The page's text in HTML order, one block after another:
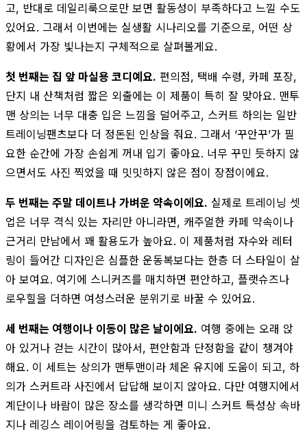
고, 반대로 데일리룩으로만 보면 활동성이 부족하다고 느낄 수도
있어요. 그래서 이번에는 실생활 시나리오를 기준으로, 어떤 상
황에서 가장 빛나는지 구체적으로 살펴볼게요.
첫 번째는 집 앞 마실용 코디예요. 편의점, 택배 수령, 카페 포장,
단지 내 산책처럼 짧은 외출에는 이 제품이 특히 잘 맞아요. 맨투
맨 상의는 너무 대충 입은 느낌을 덜어주고, 스커트 하의는 일반
트레이닝팬츠보다 더 정돈된 인상을 줘요. 그래서 ‘꾸안꾸’가 필
요한 순간에 가장 손쉽게 꺼내 입기 좋아요. 너무 꾸민 듯하지 않
으면서도 사진 찍었을 때 밋밋하지 않은 점이 장점이에요.
두 번째는 주말 데이트나 가벼운 약속이에요. 실제로 트레이닝 셋
업은 너무 격식 있는 자리만 아니라면, 캐주얼한 카페 약속이나
근거리 만남에서 꽤 활용도가 높아요. 이 제품처럼 자수와 레터
링이 들어간 디자인은 심플한 운동복보다는 한층 더 스타일이 살
아 보여요. 여기에 스니커즈를 매치하면 편안하고, 플랫슈즈나
로우힐을 더하면 여성스러운 분위기로 바꿀 수 있어요.
세 번째는 여행이나 이동이 많은 날이에요. 여행 중에는 오래 앉
아 있거나 걷는 시간이 많아서, 편안함과 단정함을 같이 챙겨야
해요. 이 세트는 상의가 맨투맨이라 체온 유지에 도움이 되고, 하
의가 스커트라 사진에서 답답해 보이지 않아요. 다만 여행지에서
계단이나 바람이 많은 장소를 생각하면 미니 스커트 특성상 속바
지나 레깅스 레이어링을 검토하는 게 좋아요.